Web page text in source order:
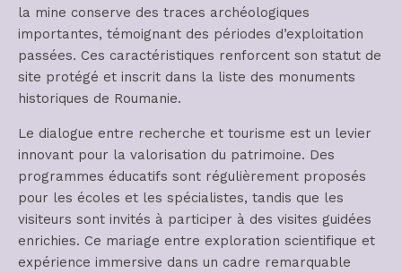
la mine conserve des traces archéologiques
importantes, témoignant des périodes d’exploitation
passées. Ces caractéristiques renforcent son statut de
site protégé et inscrit dans la liste des monuments
historiques de Roumanie.
Le dialogue entre recherche et tourisme est un levier
innovant pour la valorisation du patrimoine. Des
programmes éducatifs sont régulièrement proposés
pour les écoles et les spécialistes, tandis que les
visiteurs sont invités à participer à des visites guidées
enrichies. Ce mariage entre exploration scientifique et
expérience immersive dans un cadre remarquable